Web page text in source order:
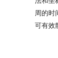
周的时
可有效